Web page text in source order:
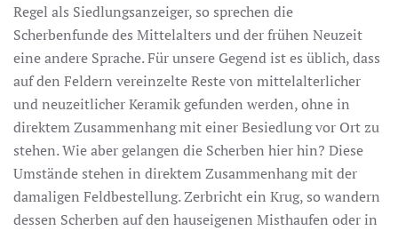
Regel als Siedlungsanzeiger, so sprechen die
Scherbenfunde des Mittelalters und der frühen Neuzeit
eine andere Sprache. Für unsere Gegend ist es üblich, dass
auf den Feldern vereinzelte Reste von mittelalterlicher
und neuzeitlicher Keramik gefunden werden, ohne in
direktem Zusammenhang mit einer Besiedlung vor Ort zu
stehen. Wie aber gelangen die Scherben hier hin? Diese
Umstände stehen in direktem Zusammenhang mit der
damaligen Feldbestellung. Zerbricht ein Krug, so wandern
dessen Scherben auf den hauseigenen Misthaufen oder in